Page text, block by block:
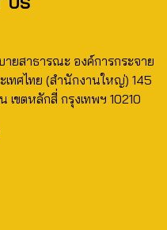
ยสาธารณะ องค์การกระจาย
ทศไทย (สำนักงานใหญ่) 145
ขตหลักสี่ กรุงเทพฯ 10210